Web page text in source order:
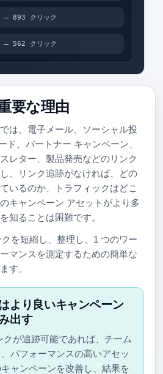
893 クリック
562 クリック
要な理由
は、電子メール、ソーシャル投
ド、パートナー キャンペーン、
レター、製品発売などのリンク
、リンク追跡がなければ、どの
いるのか、トラフィックはどこ
キャンペーン アセットがより多
知ることは困難です。
を短縮し、整理し、1 つのワー
マンスを測定するための簡単な
す。
より良いキャンペーン
出す
が追跡可能であれば、チーム
パフォーマンスの高いアセッ
ャンペーンを改善し、結果を